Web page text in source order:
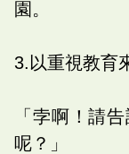
園。
3.以重視教育
「孛啊！請
呢？」